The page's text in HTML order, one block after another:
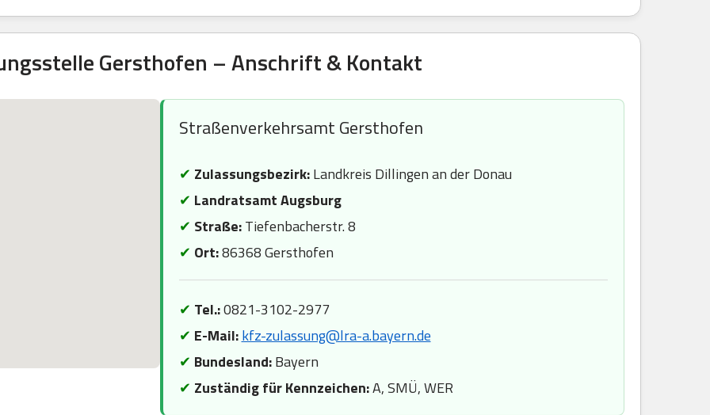
Gersthofen – Anschrift & Kontakt
Straßenverkehrsamt Gersthofen
✔ Zulassungsbezirk:Landkreis Dillingen an der Donau
✔ Landratsamt Augsburg
✔ Straße:Tiefenbacherstr. 8
✔ Ort:86368 Gersthofen
✔ Tel.:0821-3102-2977
✔ E-Mail: kfz-zulassung@lra-a.bayern.de
✔ Bundesland:Bayern
✔ Zuständig für Kennzeichen:A, SMÜ, WER